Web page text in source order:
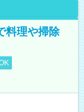
料理や掃除